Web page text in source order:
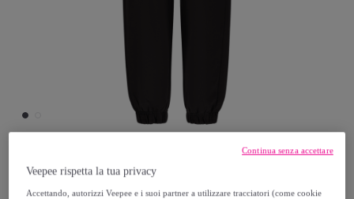
Freddy
Veepee rispetta la tua privacy
Accettando, autorizzi Veepee e i suoi partner a utilizzare tracciatori (come cookie
Continua senza accettare